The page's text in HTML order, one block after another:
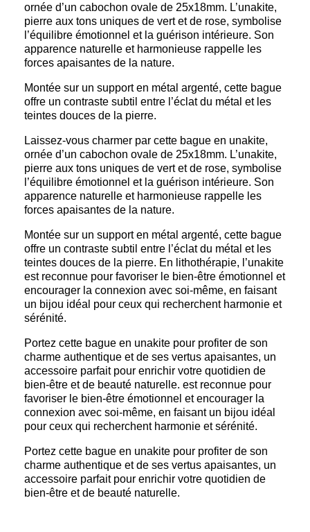
ornée d’un cabochon ovale de 25x18mm. L’unakite,
pierre aux tons uniques de vert et de rose, symbolise
l’équilibre émotionnel et la guérison intérieure. Son
apparence naturelle et harmonieuse rappelle les
forces apaisantes de la nature.
Montée sur un support en métal argenté, cette bague
offre un contraste subtil entre l’éclat du métal et les
teintes douces de la pierre.
Laissez-vous charmer par cette bague en unakite,
ornée d’un cabochon ovale de 25x18mm. L’unakite,
pierre aux tons uniques de vert et de rose, symbolise
l’équilibre émotionnel et la guérison intérieure. Son
apparence naturelle et harmonieuse rappelle les
forces apaisantes de la nature.
Montée sur un support en métal argenté, cette bague
offre un contraste subtil entre l’éclat du métal et les
teintes douces de la pierre. En lithothérapie, l’unakite
est reconnue pour favoriser le bien-être émotionnel et
encourager la connexion avec soi-même, en faisant
un bijou idéal pour ceux qui recherchent harmonie et
sérénité.
Portez cette bague en unakite pour profiter de son
charme authentique et de ses vertus apaisantes, un
accessoire parfait pour enrichir votre quotidien de
bien-être et de beauté naturelle. est reconnue pour
favoriser le bien-être émotionnel et encourager la
connexion avec soi-même, en faisant un bijou idéal
pour ceux qui recherchent harmonie et sérénité.
Portez cette bague en unakite pour profiter de son
charme authentique et de ses vertus apaisantes, un
accessoire parfait pour enrichir votre quotidien de
bien-être et de beauté naturelle.